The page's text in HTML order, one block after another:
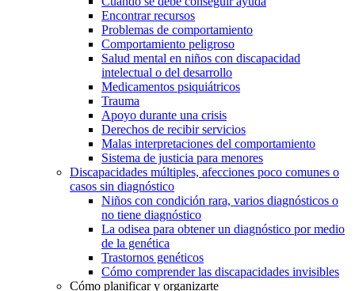
Encontrar recursos
Problemas de comportamiento
Comportamiento peligroso
Salud mental en niños con discapacidad
intelectual o del desarrollo
Medicamentos psiquiátricos
Trauma
Apoyo durante una crisis
Derechos de recibir servicios
Malas interpretaciones del comportamiento
Sistema de justicia para menores
Discapacidades múltiples, afecciones poco comunes o
casos sin diagnóstico
Niños con condición rara, varios diagnósticos o
no tiene diagnóstico
La odisea para obtener un diagnóstico por medio
de la genética
Trastornos genéticos
Cómo comprender las discapacidades invisibles
Cómo planificar y organizarte